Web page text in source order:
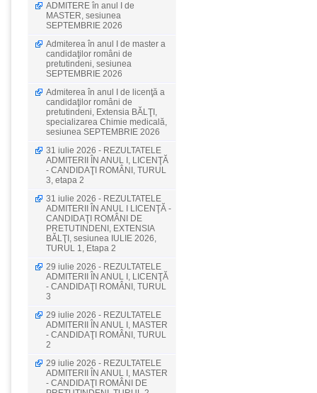
ADMITERE în anul I de
MASTER, sesiunea
SEPTEMBRIE 2026
Admiterea în anul I de master a
candidaţilor români de
pretutindeni, sesiunea
SEPTEMBRIE 2026
Admiterea în anul I de licenţă a
candidaţilor români de
pretutindeni, Extensia BĂLŢI,
specializarea Chimie medicală,
sesiunea SEPTEMBRIE 2026
31 iulie 2026 - REZULTATELE
ADMITERII ÎN ANUL I, LICENŢĂ
- CANDIDAŢI ROMÂNI, TURUL
3, etapa 2
31 iulie 2026 - REZULTATELE
ADMITERII ÎN ANUL I LICENŢĂ -
CANDIDAŢI ROMÂNI DE
PRETUTINDENI, EXTENSIA
BĂLŢI, sesiunea IULIE 2026,
TURUL 1, Etapa 2
29 iulie 2026 - REZULTATELE
ADMITERII ÎN ANUL I, LICENŢĂ
- CANDIDAŢI ROMÂNI, TURUL
3
29 iulie 2026 - REZULTATELE
ADMITERII ÎN ANUL I, MASTER
- CANDIDAŢI ROMÂNI, TURUL
2
29 iulie 2026 - REZULTATELE
ADMITERII ÎN ANUL I, MASTER
- CANDIDAŢI ROMÂNI DE